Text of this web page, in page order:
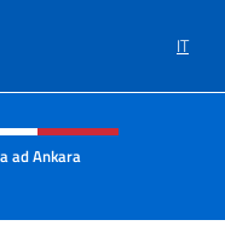
IT
e menù
ad Ankara